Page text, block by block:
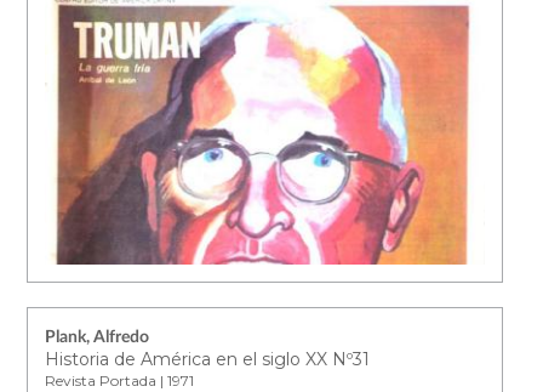
Plank, Alfredo
Historia de América en el siglo XX Nº31
Revista Portada | 1971